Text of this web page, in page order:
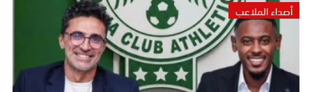
أصداء الملاعب